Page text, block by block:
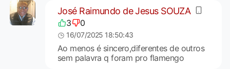
José Raimundo de Jesus SOUZA
3 0
16/07/2025 18:50:43
Ao menos é sincero,diferentes de outros
sem palavra q foram pro flamengo